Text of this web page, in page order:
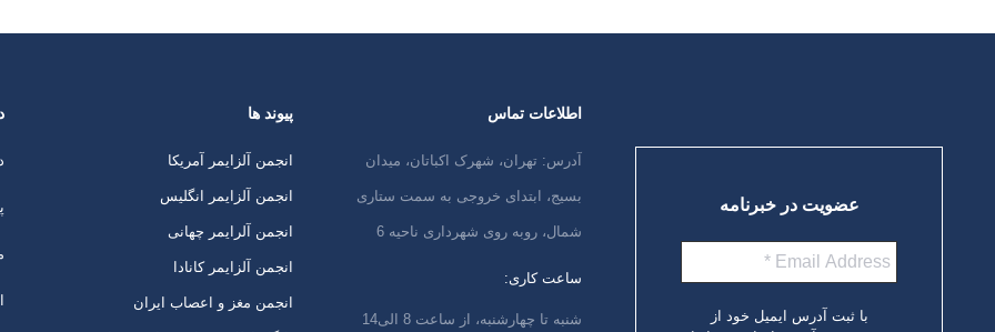
عضویت در خبرنامه
با ثبت آدرس ایمیل خود از
اطلاعات تماس
آدرس: تهران، شهرک اکباتان، میدان
بسیج، ابتدای خروجی به سمت ستاری
شمال، روبه روی شهرداری ناحیه 6
ساعت کاری:
شنبه تا چهارشنبه، از ساعت 8 الی14
پیوند ها
انجمن آلزایمر آمریکا
انجمن آلزایمر انگلیس
انجمن آلرایمر چهانی
انجمن آلزایمر کانادا
انجمن مغز و اعصاب ایران